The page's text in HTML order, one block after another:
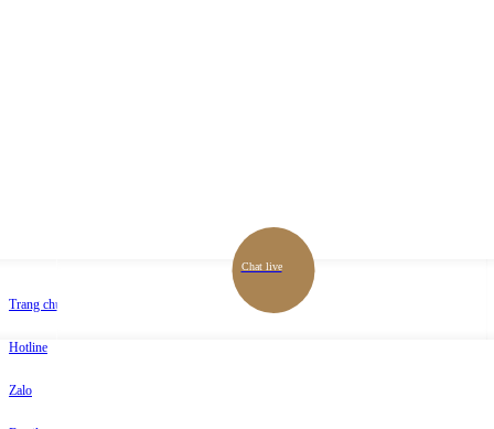
Trang chủ
Hotline
Chat live
Zalo